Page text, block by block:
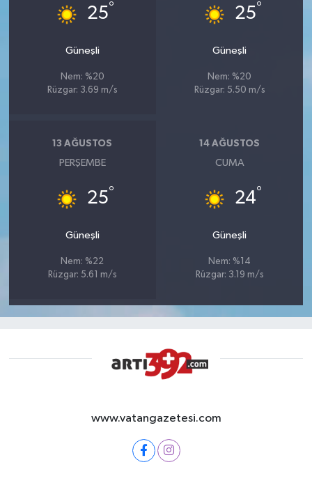
25°
Güneşli
Nem: %20
Rüzgar: 3.69 m/s
25°
Güneşli
Nem: %20
Rüzgar: 5.50 m/s
13 AĞUSTOS
PERŞEMBE
25°
Güneşli
Nem: %22
Rüzgar: 5.61 m/s
14 AĞUSTOS
CUMA
24°
Güneşli
Nem: %14
Rüzgar: 3.19 m/s
www.vatangazetesi.com